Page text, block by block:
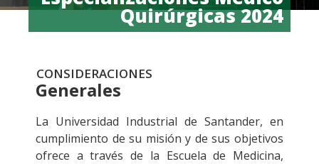
Quirúrgicas 2024
CONSIDERACIONES
Generales
La Universidad Industrial de Santander, en
cumplimiento de su misión y de sus objetivos
ofrece a través de la Escuela de Medicina,